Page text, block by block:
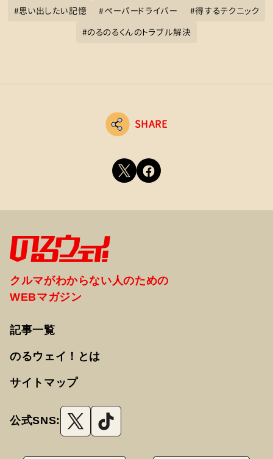
#思い出したい記憶 #ペーパードライバー #得するテクニック
#のるのるくんのトラブル解決
SHARE
クルマがわからない人のための
WEBマガジン
記事一覧
のるウェイ！とは
サイトマップ
公式SNS: